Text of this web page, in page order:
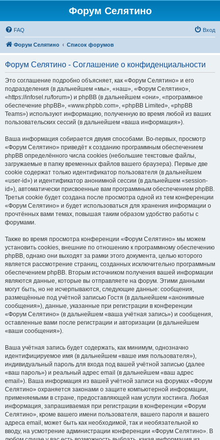
Форум Селятино
FAQ Вход
Форум Селятино Список форумов
Форум Селятино - Соглашение о конфиденциальности
Это соглашение подробно объясняет, как «Форум Селятино» и его
подразделения (в дальнейшем «мы», «наш», «Форум Селятино»,
«https://infosel.ru/forum») и phpBB (в дальнейшем «они», «программное
обеспечение phpBB», «www.phpbb.com», «phpBB Limited», «phpBB
Teams») используют информацию, полученную во время любой из ваших
пользовательских сессий (в дальнейшем «ваша информация»).
Ваша информация собирается двумя способами. Во-первых, просмотр
«Форум Селятино» приведёт к созданию программным обеспечением
phpBB определённого числа cookies (небольшие текстовые файлы,
загружаемые в папку временных файлов вашего браузера). Первые две
cookie содержат только идентификатор пользователя (в дальнейшем
«user-id») и идентификатор анонимной сессии (в дальнейшем «session-
id»), автоматически присвоенные вам программным обеспечением phpBB.
Третья cookie будет создана после просмотра одной из тем конференции
«Форум Селятино» и будет использоваться для хранения информации о
прочтённых вами темах, повышая таким образом удобство работы с
форумами.
Также во время просмотра конференции «Форум Селятино» мы можем
установить cookies, внешние по отношению к программному обеспечению
phpBB, однако они выходят за рамки этого документа, целью которого
является рассмотрение страниц, созданных исключительно программным
обеспечением phpBB. Вторым источником получения вашей информации
являются данные, которые вы отправляете на форум. Этими данными
могут быть, но не исчерпываются, следующие данные: сообщения,
размещённые под учётной записью Гостя (в дальнейшем «анонимные
сообщения»), данные, указанные при регистрации в конференции
«Форум Селятино» (в дальнейшем «ваша учётная запись») и сообщения,
оставленные вами после регистрации и авторизации (в дальнейшем
«ваши сообщения»).
Ваша учётная запись будет содержать, как минимум, однозначно
идентифицируемое имя (в дальнейшем «ваше имя пользователя»),
индивидуальный пароль для входа под вашей учётной записью (далее
«ваш пароль») и реальный адрес email (в дальнейшем «ваш адрес
email»). Ваша информация из вашей учётной записи на форумах «Форум
Селятино» охраняется законами о защите компьютерной информации,
применяемыми в стране, предоставляющей нам услуги хостинга. Любая
информация, запрашиваемая при регистрации в конференции «Форум
Селятино», кроме вашего имени пользователя, вашего пароля и вашего
адреса email, может быть как необходимой, так и необязательной ко
вводу, на усмотрение администрации конференции «Форум Селятино». В